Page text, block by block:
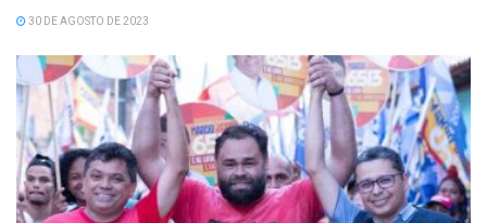
30 DE AGOSTO DE 2023